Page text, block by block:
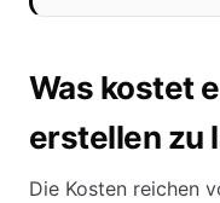
Was kostet
erstellen zu
Die Kosten reichen